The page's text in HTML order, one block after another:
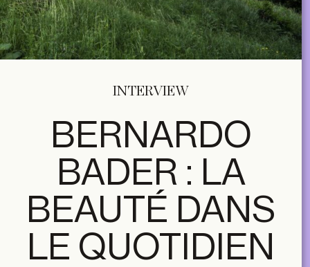
INTERVIEW
BERNARDO
BADER : LA
BEAUTÉ DANS
LE QUOTIDIEN